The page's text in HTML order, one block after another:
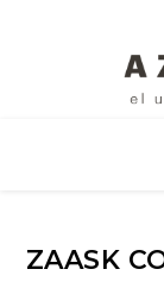
ZAASK